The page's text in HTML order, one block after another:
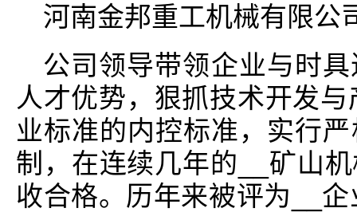
河南金邦重工机械有限公
公司领导带领企业与时
人才优势，狠抓技术开发
业标准的内控标准，实行
制，在连续几年的__矿山
收合格。历年来被评为__